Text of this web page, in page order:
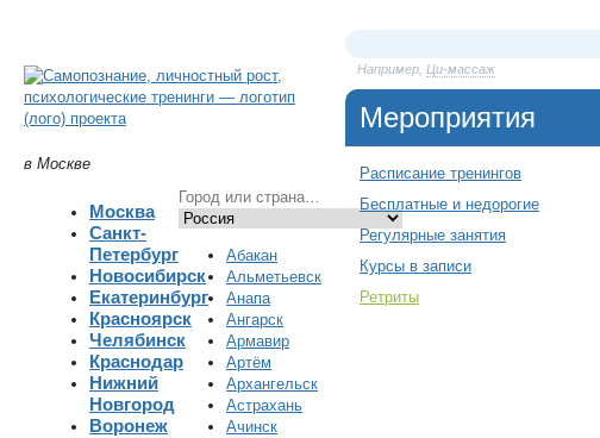
в Москве
Москва
Санкт-
Петербург
Новосибирск
Екатеринбург
Красноярск
Челябинск
Краснодар
Нижний
Новгород
Воронеж
Абакан
Альметьевск
Анапа
Ангарск
Армавир
Артём
Архангельск
Астрахань
Ачинск
Например, Ци-массаж
Мероприятия
Расписание тренингов
Бесплатные и недорогие
Регулярные занятия
Курсы в записи
Ретриты